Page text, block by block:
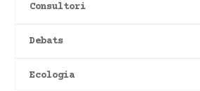
Consultori
Debats
Ecologia